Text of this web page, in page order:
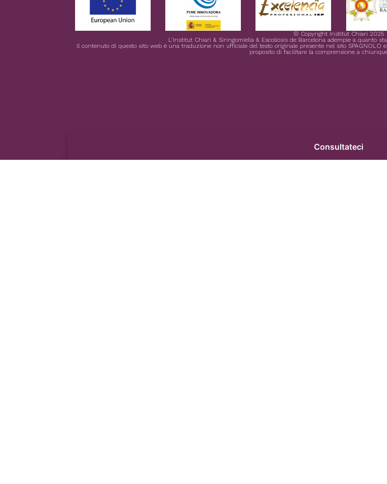
© Copyright Institut Chiari 2025
L’Institut Chiari & Siringomielia & Escoliosis de Barcelona adempie a quanto
Il contenuto di questo sito web è una traduzione non ufficiale del testo originale presente nel sito SPAGNOLO
proposito di facilitare la comprensione a
Consultateci